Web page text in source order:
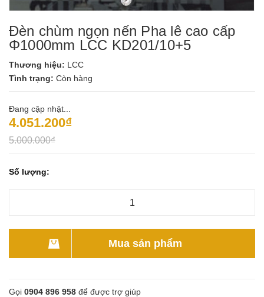
Đèn chùm ngọn nến Pha lê cao cấp
Φ1000mm LCC KD201/10+5
Thương hiệu: LCC
Tình trạng: Còn hàng
Đang cập nhật...
4.051.200₫
5.000.000₫
Số lượng:
Mua sản phẩm
Gọi 0904 896 958 để được trợ giúp